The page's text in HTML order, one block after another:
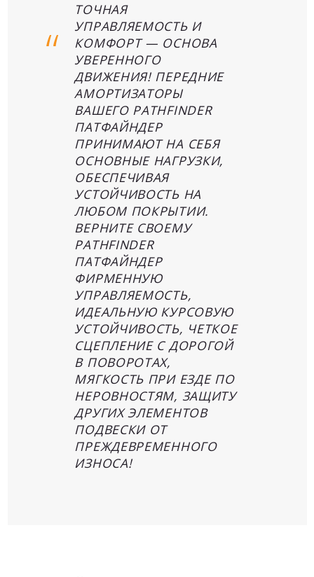
ТОЧНАЯ
УПРАВЛЯЕМОСТЬ И
КОМФОРТ — ОСНОВА
УВЕРЕННОГО
ДВИЖЕНИЯ! ПЕРЕДНИЕ
АМОРТИЗАТОРЫ
ВАШЕГО PATHFINDER
ПАТФАЙНДЕР
ПРИНИМАЮТ НА СЕБЯ
ОСНОВНЫЕ НАГРУЗКИ,
ОБЕСПЕЧИВАЯ
УСТОЙЧИВОСТЬ НА
ЛЮБОМ ПОКРЫТИИ.
ВЕРНИТЕ СВОЕМУ
PATHFINDER
ПАТФАЙНДЕР
ФИРМЕННУЮ
УПРАВЛЯЕМОСТЬ,
ИДЕАЛЬНУЮ КУРСОВУЮ
УСТОЙЧИВОСТЬ, ЧЕТКОЕ
СЦЕПЛЕНИЕ С ДОРОГОЙ
В ПОВОРОТАХ,
МЯГКОСТЬ ПРИ ЕЗДЕ ПО
НЕРОВНОСТЯМ, ЗАЩИТУ
ДРУГИХ ЭЛЕМЕНТОВ
ПОДВЕСКИ ОТ
ПРЕЖДЕВРЕМЕННОГО
ИЗНОСА!